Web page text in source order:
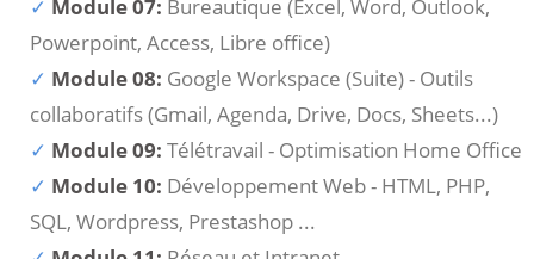
Module 07: Bureautique (Excel, Word, Outlook,
Powerpoint, Access, Libre office)
Module 08: Google Workspace (Suite) - Outils
collaboratifs (Gmail, Agenda, Drive, Docs, Sheets...)
Module 09: Télétravail - Optimisation Home Office
Module 10: Développement Web - HTML, PHP,
SQL, Wordpress, Prestashop ...